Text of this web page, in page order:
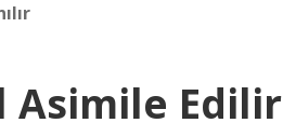
Asimile Edilir